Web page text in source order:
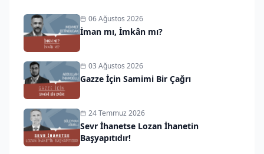
06 Ağustos 2026
İman mı, İmkân mı?
03 Ağustos 2026
Gazze İçin Samimi Bir Çağrı
24 Temmuz 2026
Sevr İhanetse Lozan İhanetin
Başyapıtıdır!